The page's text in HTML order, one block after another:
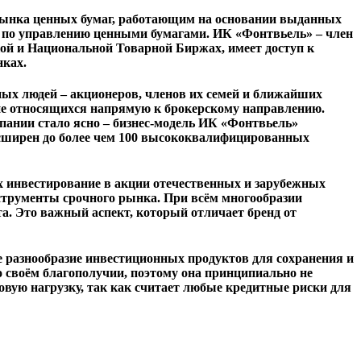
ценных бумаг, работающим на основании выданных
по управлению ценными бумагами. ИК «Фонтвьель» – член
и Национальной Товарной Биржах, имеет доступ к
людей – акционеров, членов их семей и ближайших
относящихся напрямую к брокерскому направлению.
стало ясно – бизнес-модель ИК «Фонтвьель»
до более чем 100 высококвалифицированных
в акции отечественных и зарубежных
срочного рынка. При всём многообразии
Это важный аспект, который отличает бренд от
инвестиционных продуктов для сохранения и
благополучии, поэтому она принципиально не
нагрузку, так как считает любые кредитные риски для